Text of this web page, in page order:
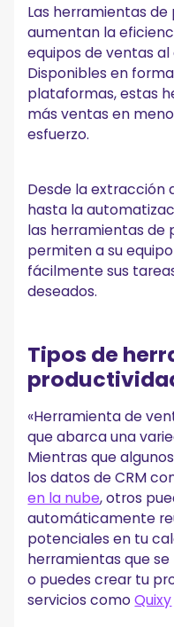
Las herramientas
aumentan la
equipos de ventas
Disponibles en
plataformas, estas
más ventas en
esfuerzo.
Desde la extracción
hasta la
las herramientas de
permiten a su
fácilmente sus
deseados.
Tipos de
«Herramienta de
que abarca una
Mientras que
los datos de CRM
en la nube, otros
automáticamente
potenciales en tu
herramientas que
o puedes crear tu
servicios comoQuixy